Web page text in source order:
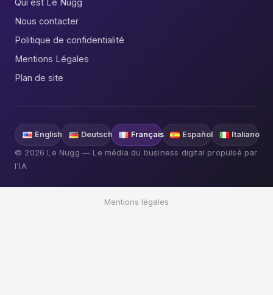
Qui est Le Nugg
Nous contacter
Politique de confidentialité
Mentions Légales
Plan de site
English Deutsch Français Español Italiano
© 2026 Le Nugg — Le média du business digital propulsé par
l'IA
Mentions légales